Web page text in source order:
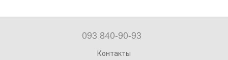
093 840-90-93
Контакты